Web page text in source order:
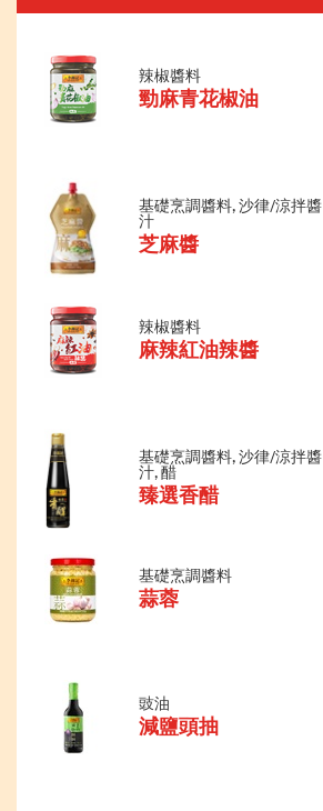
辣椒醬料
勁麻青花椒油
基礎烹調醬料, 沙律/涼拌醬
汁
芝麻醬
辣椒醬料
麻辣紅油辣醬
基礎烹調醬料, 沙律/涼拌醬
汁, 醋
臻選香醋
基礎烹調醬料
蒜蓉
豉油
減鹽頭抽